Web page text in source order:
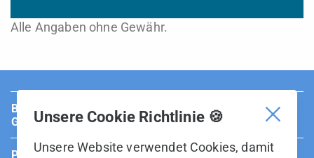
Alle Angaben ohne Gewähr.
BUS Sarganserland Werdenberg ist Teil der BOS
Gruppe.
Partner
Unsere Cookie Richtlinie 🍪
Unsere Website verwendet Cookies, damit